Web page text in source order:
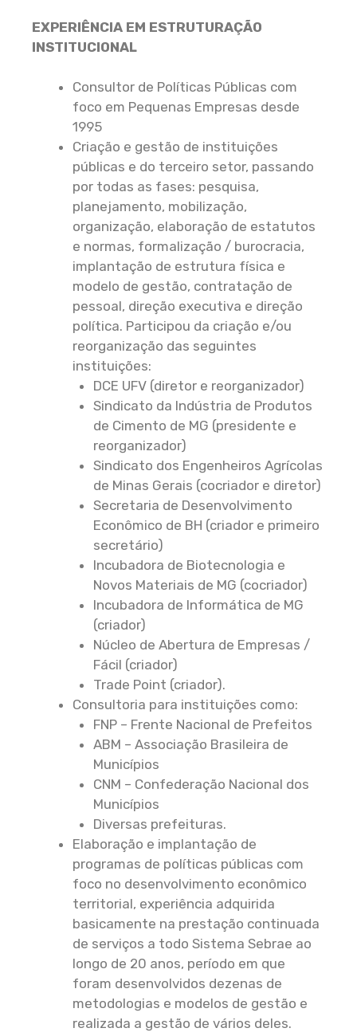
EXPERIÊNCIA EM ESTRUTURAÇÃO
INSTITUCIONAL
Consultor de Políticas Públicas com
foco em Pequenas Empresas desde
1995
Criação e gestão de instituições
públicas e do terceiro setor, passando
por todas as fases: pesquisa,
planejamento, mobilização,
organização, elaboração de estatutos
e normas, formalização / burocracia,
implantação de estrutura física e
modelo de gestão, contratação de
pessoal, direção executiva e direção
política. Participou da criação e/ou
reorganização das seguintes
instituições:
DCE UFV (diretor e reorganizador)
Sindicato da Indústria de Produtos
de Cimento de MG (presidente e
reorganizador)
Sindicato dos Engenheiros Agrícolas
de Minas Gerais (cocriador e diretor)
Secretaria de Desenvolvimento
Econômico de BH (criador e primeiro
secretário)
Incubadora de Biotecnologia e
Novos Materiais de MG (cocriador)
Incubadora de Informática de MG
(criador)
Núcleo de Abertura de Empresas /
Fácil (criador)
Trade Point (criador).
Consultoria para instituições como:
FNP – Frente Nacional de Prefeitos
ABM – Associação Brasileira de
Municípios
CNM – Confederação Nacional dos
Municípios
Diversas prefeituras.
Elaboração e implantação de
programas de políticas públicas com
foco no desenvolvimento econômico
territorial, experiência adquirida
basicamente na prestação continuada
de serviços a todo Sistema Sebrae ao
longo de 20 anos, período em que
foram desenvolvidos dezenas de
metodologias e modelos de gestão e
realizada a gestão de vários deles.